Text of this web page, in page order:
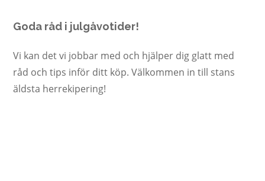
Goda råd i julgåvotider!
Vi kan det vi jobbar med och hjälper dig glatt med
råd och tips inför ditt köp. Välkommen in till stans
äldsta herrekipering!